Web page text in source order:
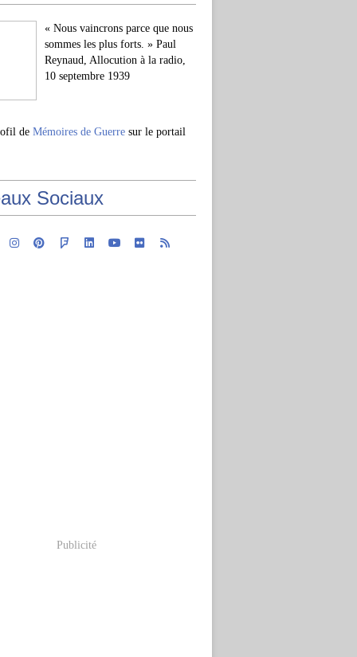
« Nous vaincrons parce que nous
sommes les plus forts. » Paul
Reynaud, Allocution à la radio,
10 septembre 1939
de Mémoires de Guerre sur le portail
Sociaux
Publicité